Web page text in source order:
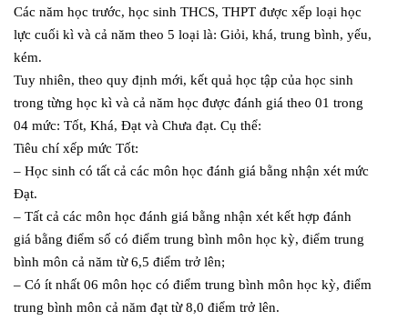
Các năm học trước, học sinh THCS, THPT được xếp loại học
lực cuối kì và cả năm theo 5 loại là: Giỏi, khá, trung bình, yếu,
kém.
Tuy nhiên, theo quy định mới, kết quả học tập của học sinh
trong từng học kì và cả năm học được đánh giá theo 01 trong
04 mức: Tốt, Khá, Đạt và Chưa đạt. Cụ thể:
Tiêu chí xếp mức Tốt:
– Học sinh có tất cả các môn học đánh giá bằng nhận xét mức
Đạt.
– Tất cả các môn học đánh giá bằng nhận xét kết hợp đánh
giá bằng điểm số có điểm trung bình môn học kỳ, điểm trung
bình môn cả năm từ 6,5 điểm trở lên;
– Có ít nhất 06 môn học có điểm trung bình môn học kỳ, điểm
trung bình môn cả năm đạt từ 8,0 điểm trở lên.